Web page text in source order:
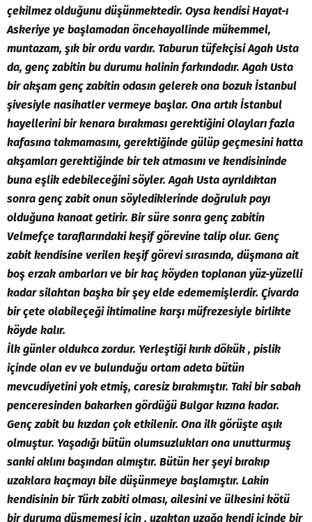
çekilmez olduğunu düşünmektedir. Oysa kendisi Hayat-ı
Askeriye ye başlamadan öncehayallinde mükemmel,
muntazam, şık bir ordu vardır. Taburun tüfekçisi Agah Usta
da, genç zabitin bu durumu halinin farkındadır. Agah Usta
bir akşam genç zabitin odasın gelerek ona bozuk İstanbul
şivesiyle nasihatler vermeye başlar. Ona artık İstanbul
hayellerini bir kenara bırakması gerektiğini Olayları fazla
kafasına takmamasını, gerektiğinde gülüp geçmesini hatta
akşamları gerektiğinde bir tek atmasını ve kendisininde
buna eşlik edebileceğini söyler. Agah Usta ayrıldıktan
sonra genç zabit onun söylediklerinde doğruluk payı
olduğuna kanaat getirir. Bir süre sonra genç zabitin
Velmefçe taraflarındaki keşif görevine talip olur. Genç
zabit kendisine verilen keşif görevi sırasında, düşmana ait
boş erzak ambarları ve bir kaç köyden toplanan yüz-yüzelli
kadar silahtan başka bir şey elde edememişlerdir. Çivarda
bir çete olabileçeği ihtimaline karşı müfrezesiyle birlikte
köyde kalır.
İlk günler oldukca zordur. Yerleştiği kırık dökük , pislik
içinde olan ev ve bulunduğu ortam adeta bütün
mevcudiyetini yok etmiş, caresiz bırakmıştır. Taki bir sabah
penceresinden bakarken gördüğü Bulgar kızına kadar.
Genç zabit bu kızdan çok etkilenir. Ona ilk görüşte aşık
olmuştur. Yaşadığı bütün olumsuzlukları ona unutturmuş
sanki aklını başından almıştır. Bütün her şeyi bırakıp
uzaklara kaçmayı bile düşünmeye başlamıştır. Lakin
kendisinin bir Türk zabiti olması, ailesini ve ülkesini kötü
bir duruma düşmemesi için , uzaktan uzağa kendi içinde bir